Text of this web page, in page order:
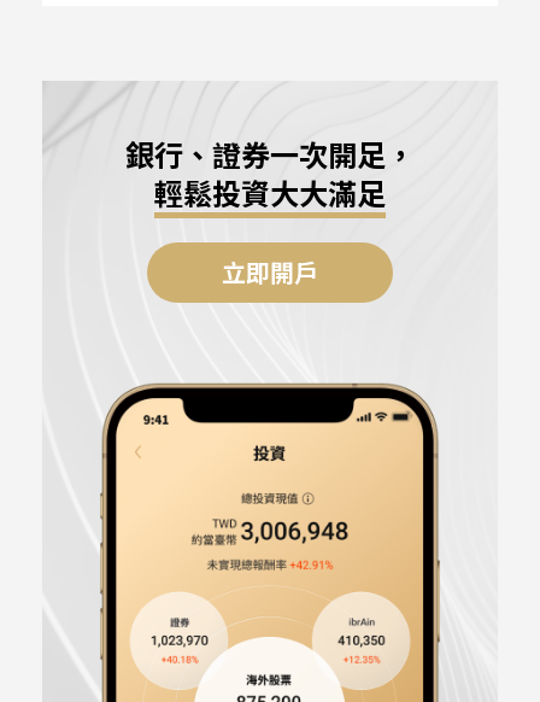
銀行、證券一次開足，
輕鬆投資大大滿足
立即開戶